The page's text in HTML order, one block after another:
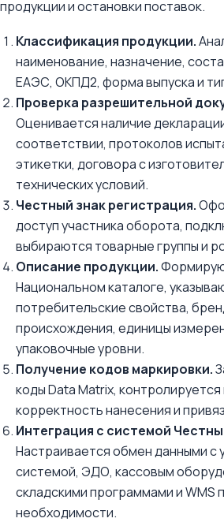
продукции и остановки поставок.
Классификация продукции.
наименование, назначение,
ЕАЭС, ОКПД2, форма выпуска и
Проверка разрешительной
Оценивается наличие
соответствии, протоколов
этикетки, договора с
технических условий.
Честный знак регистрация.
доступ участника оборота,
выбираются товарные группы и
Описание продукции.
Национальном каталоге,
потребительские свойства,
происхождения, единицы
упаковочные уровни.
Получение кодов маркировки.
коды Data Matrix, контролируется
корректность нанесения и
Интеграция с системой
Настраивается обмен данными с
системой, ЭДО, кассовым
складскими программами и WMS
необходимости.